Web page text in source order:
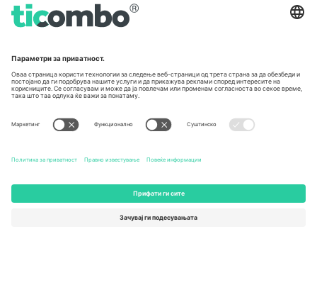
Germany
Unter den Linden 24, 10117
United States
Newark, Delaware 19713, United
Switzerland
Engelberg, Switzerland
Regus Sofia City West, bul
Totleben 53-55, 1606 Sofia,
UAE Dubai Silicon Oasis, DDP
Building A1, Office 302, Dubai,
United Arab Emirates